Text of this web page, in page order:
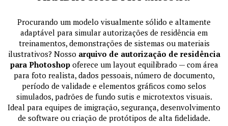
Procurando um modelo visualmente sólido e altamente
adaptável para simular autorizações de residência em
treinamentos, demonstrações de sistemas ou materiais
ilustrativos? Nosso arquivo de autorização de residência
para Photoshopoferece um layout equilibrado — com área
para foto realista, dados pessoais, número de documento,
período de validade e elementos gráficos como selos
simulados, padrões de fundo sutis e microtextos visuais.
Ideal para equipes de imigração, segurança, desenvolvimento
de software ou criação de protótipos de alta fidelidade.